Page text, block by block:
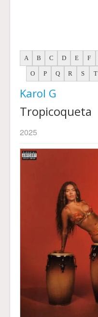
A B C D E F
O P Q R S T
Karol G
Tropicoqueta
2025